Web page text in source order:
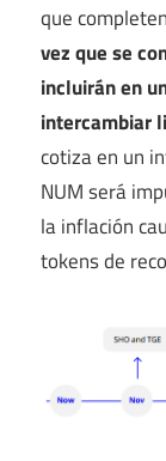
que
vez que se
incluirán en
intercambiar
cotiza en un
NUM será
la inflación
tokens de